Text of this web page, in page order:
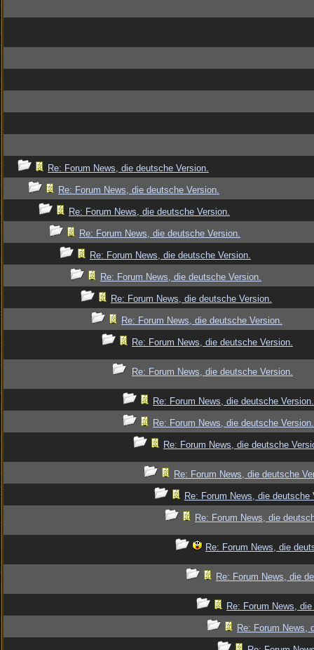
Re: Forum News, die deutsche Version.
Re: Forum News, die deutsche Version.
Re: Forum News, die deutsche Version.
Re: Forum News, die deutsche Version.
Re: Forum News, die deutsche Version.
Re: Forum News, die deutsche Version.
Re: Forum News, die deutsche Version.
Re: Forum News, die deutsche Version.
Re: Forum News, die deutsche Version.
Re: Forum News, die deutsche Version.
Re: Forum News, die deutsche Version.
Re: Forum News, die deutsche Version.
Re: Forum News, die deutsche
Re: Forum News, die deutsche
Re: Forum News, die deutsche
Re: Forum News, die
Re: Forum News, die
Re: Forum News, die
Re: Forum News,
Re: Forum News,